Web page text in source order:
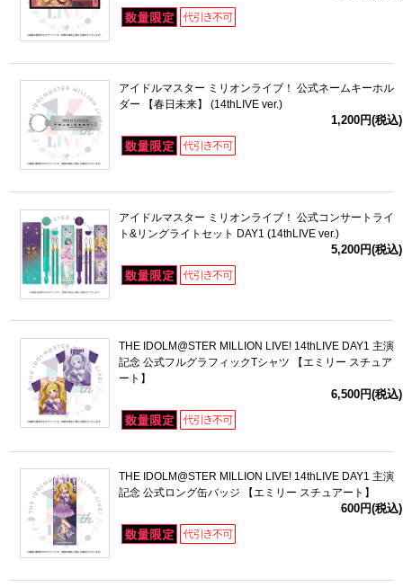
アイドルマスター ミリオンライブ！ 公式ネームキーホル
ダー 【春日未来】 (14thLIVE ver.)
1,200円(税込)
アイドルマスター ミリオンライブ！ 公式コンサートライ
ト&リングライトセット DAY1 (14thLIVE ver.)
5,200円(税込)
THE IDOLM@STER MILLION LIVE! 14thLIVE DAY1 主演
記念 公式フルグラフィックTシャツ 【エミリー スチュア
ート】
6,500円(税込)
THE IDOLM@STER MILLION LIVE! 14thLIVE DAY1 主演
記念 公式ロング缶バッジ 【エミリー スチュアート】
600円(税込)